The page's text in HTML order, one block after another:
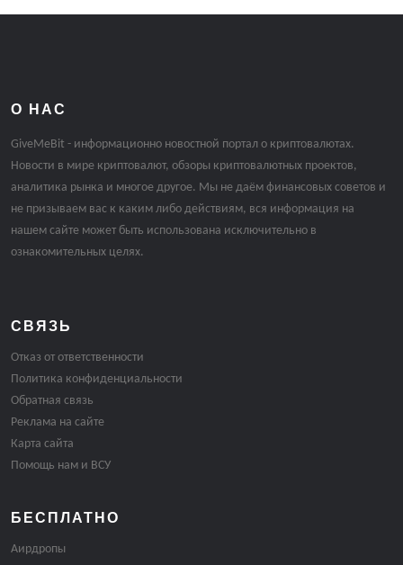
О НАС
GiveMeBit - информационно новостной портал о криптовалютах.
Новости в мире криптовалют, обзоры криптовалютных проектов,
аналитика рынка и многое другое. Мы не даём финансовых советов и
не призываем вас к каким либо действиям, вся информация на
нашем сайте может быть использована исключительно в
ознакомительных целях.
СВЯЗЬ
Отказ от ответственности
Политика конфиденциальности
Обратная связь
Реклама на сайте
Карта сайта
Помощь нам и ВСУ
БЕСПЛАТНО
Аирдропы